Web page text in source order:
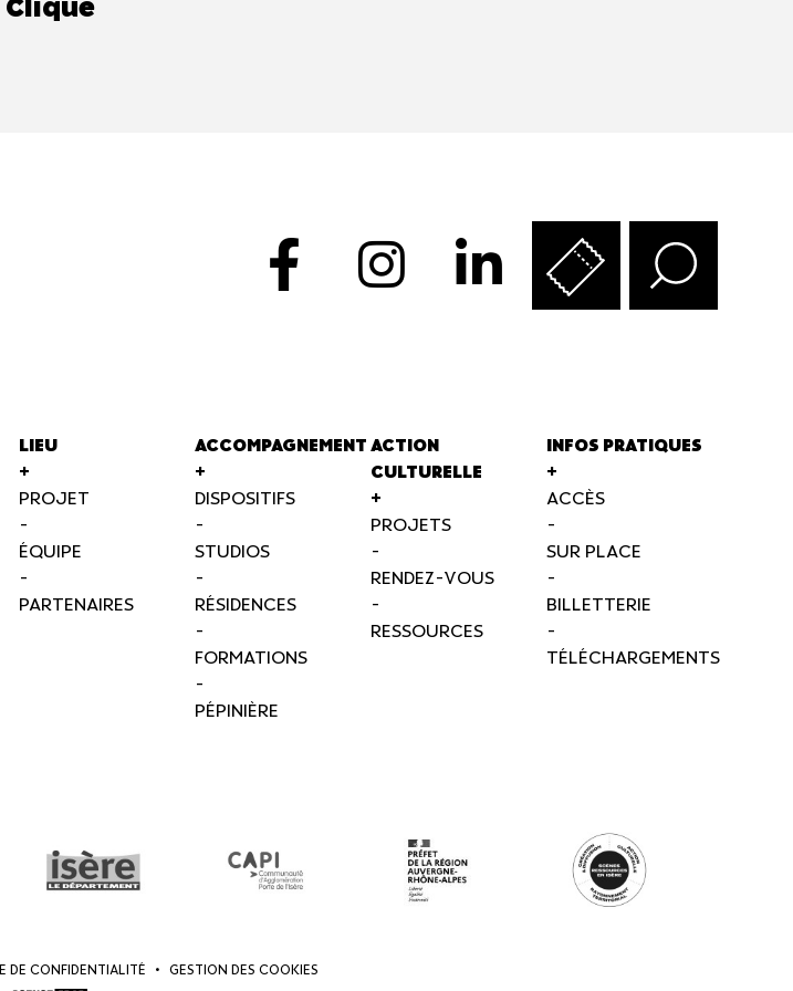
Clique
LIEU
+
PROJET
-
ÉQUIPE
-
PARTENAIRES
ACCOMPAGNEMENT
+
DISPOSITIFS
-
STUDIOS
-
RÉSIDENCES
-
FORMATIONS
-
PÉPINIÈRE
ACTION
CULTURELLE
+
PROJETS
-
RENDEZ-VOUS
-
RESSOURCES
INFOS PRATIQUES
+
ACCÈS
-
SUR PLACE
-
BILLETTERIE
-
TÉLÉCHARGEMENTS
DE CONFIDENTIALITÉ • GESTION DES COOKIES